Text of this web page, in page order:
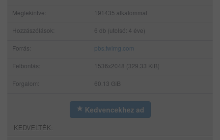
Megtekintve: 191435 alkalommal
Hozzászólások: 6 db (utolsó: 4 éve)
Forrás: pbs.twimg.com
Felbontás: 1536x2048 (329.33 KiB)
Forgalom: 60.13 GiB
Kedvencekhez ad
KEDVELTÉK: